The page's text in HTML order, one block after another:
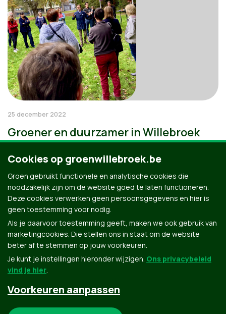
25 december 2022
Groener en duurzamer in Willebroek
Groen.be
Cookies op groenwillebroek.be
Groen gebruikt functionele en analytische cookies die
noodzakelijk zijn om de website goed te laten functioneren.
Deze cookies verwerken geen persoonsgegevens en hier is
geen toestemming voor nodig.
Als je daarvoor toestemming geeft, maken we ook gebruik van
marketingcookies. Die stellen ons in staat om de website
beter af te stemmen op jouw voorkeuren.
Je kunt je instellingen hieronder wijzigen. Ons privacybeleid
vind je hier.
Voorkeuren aanpassen